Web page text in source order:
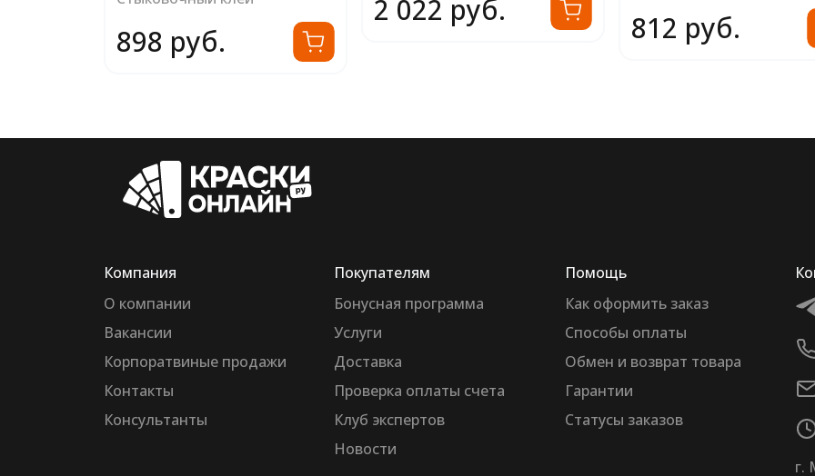
898 руб.
2 022 руб. 812 руб.
Компания
О компании
Вакансии
Корпоратвиные продажи
Контакты
Консультанты
Покупателям
Бонусная программа
Услуги
Доставка
Проверка оплаты счета
Клуб экспертов
Новости
Помощь
Как оформить заказ
Способы оплаты
Обмен и возврат товара
Гарантии
Статусы заказов
г.